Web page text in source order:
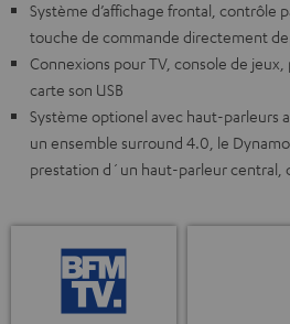
Système d’affichage frontal, contrôle
touche de commande directement
Connexions pour TV, console de jeux,
carte son USB
Système optionel avec haut-parleurs
un ensemble surround 4.0, le
prestation d´un haut-parleur central,